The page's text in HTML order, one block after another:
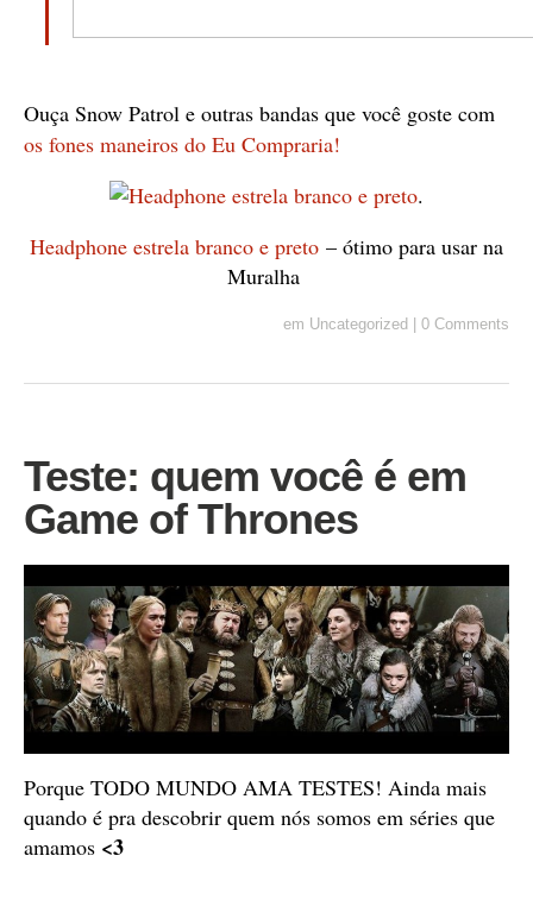
Ouça Snow Patrol e outras bandas que você goste com
os fones maneiros do Eu Compraria!
.
Headphone estrela branco e preto – ótimo para usar na
Muralha
em Uncategorized 0 Comments
Teste: quem você é em
Game of Thrones
Porque TODO MUNDO AMA TESTES! Ainda mais
quando é pra descobrir quem nós somos em séries que
amamos <3